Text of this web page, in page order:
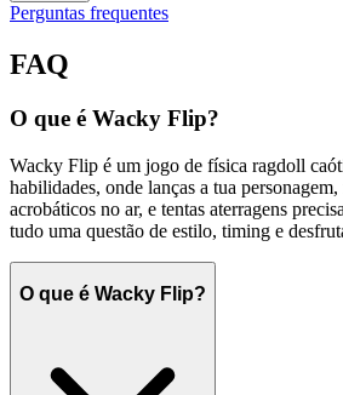
Perguntas frequentes
FAQ
O que é Wacky Flip?
Wacky Flip é um jogo de física ragdoll
habilidades, onde lanças a tua
acrobáticos no ar, e tentas aterragens
tudo uma questão de estilo, timing e
O que é Wacky Flip?